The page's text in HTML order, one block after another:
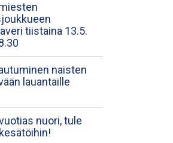
tiistaina 13.5.
naisten
lauantaille
nuori, tule